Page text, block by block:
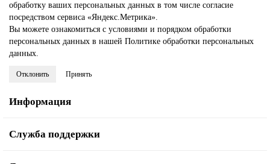
обработку ваших персональных данных в том числе согласие
посредством сервиса «Яндекс.Метрика».
Вы можете ознакомиться с условиями и порядком обработки
персональных данных в нашей Политике обработки персональных
данных.
Отклонить Принять
Информация
Служба поддержки